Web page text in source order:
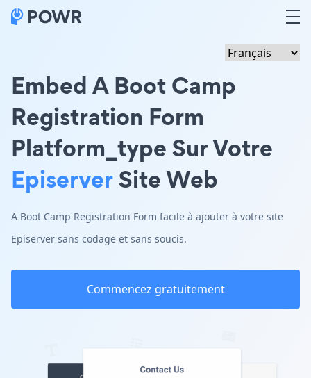
Embed A Boot Camp
Registration Form
Platform_type Sur Votre
EpiserverSite Web
A Boot Camp Registration Form facile à ajouter à votre site
Episerver sans codage et sans soucis.
Commencez gratuitement